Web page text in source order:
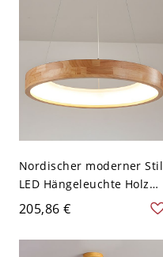
Nordischer moderner Stil
LED Hängeleuchte Holz
Kreisförmige
Pendelleuchte - 110V-120V
Rund
205,86 €